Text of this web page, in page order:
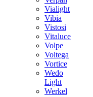
Vialight
Vibia
Vistosi
Vitaluce
Volpe
Voltega
Vortice
Wedo
Light
Werkel